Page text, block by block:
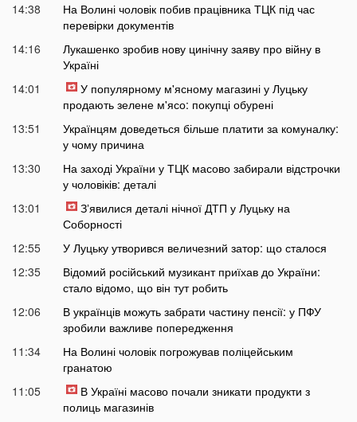
14:38
На Волині чоловік побив працівника ТЦК під час
перевірки документів
14:16
Лукашенко зробив нову цинічну заяву про війну в
Україні
14:01
У популярному м'ясному магазині у Луцьку
продають зелене м'ясо: покупці обурені
13:51
Українцям доведеться більше платити за комуналку:
у чому причина
13:30
На заході України у ТЦК масово забирали відстрочки
у чоловіків: деталі
13:01
Зʼявилися деталі нічної ДТП у Луцьку на
Соборності
12:55
У Луцьку утворився величезний затор: що сталося
12:35
Відомий російський музикант приїхав до України:
стало відомо, що він тут робить
12:06
В українців можуть забрати частину пенсії: у ПФУ
зробили важливе попередження
11:34
На Волині чоловік погрожував поліцейським
гранатою
11:05
В Україні масово почали зникати продукти з
полиць магазинів